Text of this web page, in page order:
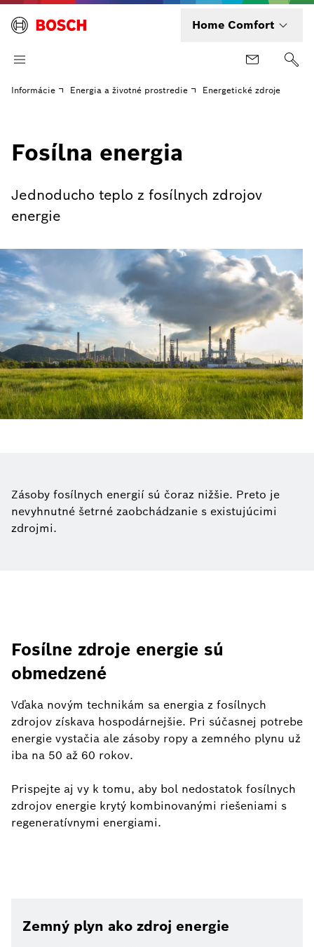
Home Comfort
Informácie Energia a životné prostredie Energetické zdroje
Fosílna energia
Jednoducho teplo z fosílnych zdrojov
energie
Zásoby fosílnych energií sú čoraz nižšie. Preto je
nevyhnutné šetrné zaobchádzanie s existujúcimi
zdrojmi.
Fosílne zdroje energie sú
obmedzené
Vďaka novým technikám sa energia z fosílnych
zdrojov získava hospodárnejšie. Pri súčasnej potrebe
energie vystačia ale zásoby ropy a zemného plynu už
iba na 50 až 60 rokov.
Prispejte aj vy k tomu, aby bol nedostatok fosílnych
zdrojov energie krytý kombinovanými riešeniami s
regeneratívnymi energiami.
Zemný plyn ako zdroj energie